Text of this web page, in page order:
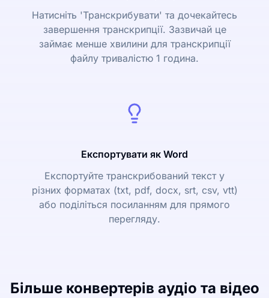
Натисніть 'Транскрибувати' та дочекайтесь
завершення транскрипції. Зазвичай це
займає менше хвилини для транскрипції
файлу тривалістю 1 година.
Експортувати як Word
Експортуйте транскрибований текст у
різних форматах (txt, pdf, docx, srt, csv, vtt)
або поділіться посиланням для прямого
перегляду.
Більше конвертерів аудіо та відео